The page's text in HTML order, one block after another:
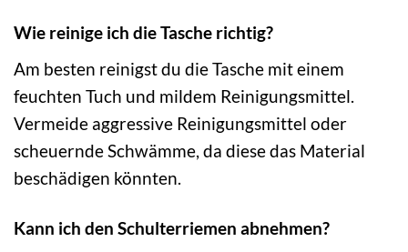
Wie reinige ich die Tasche richtig?
Am besten reinigst du die Tasche mit einem
feuchten Tuch und mildem Reinigungsmittel.
Vermeide aggressive Reinigungsmittel oder
scheuernde Schwämme, da diese das Material
beschädigen könnten.
Kann ich den Schulterriemen abnehmen?